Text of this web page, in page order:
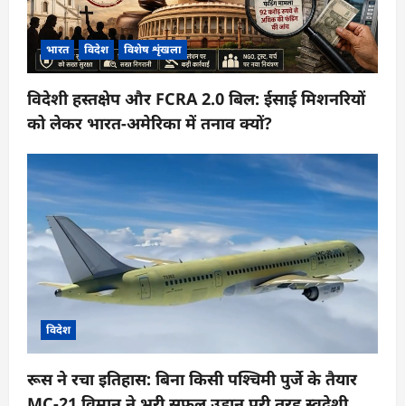
भारत विदेश विशेष शृंखला
विदेशी हस्तक्षेप और FCRA 2.0 बिल: ईसाई मिशनरियों
को लेकर भारत-अमेरिका में तनाव क्यों?
विदेश
रूस ने रचा इतिहास: बिना किसी पश्चिमी पुर्जे के तैयार